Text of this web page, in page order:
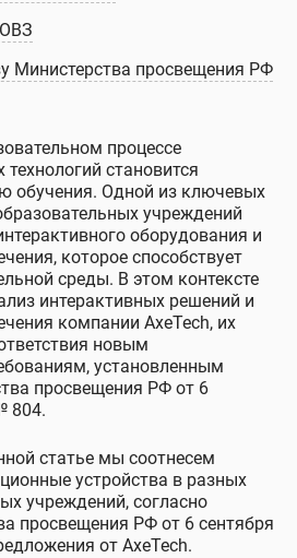
Министерства просвещения РФ
процессе
становится
обучения. Одной из ключевых
учреждений
оборудования и
которое способствует
среды. В этом контексте
интерактивных решений и
компании AxeTech, их
новым
установленным
просвещения РФ от 6
804.
статье мы соотнесем
устройства в разных
учреждений, согласно
просвещения РФ от 6 сентября
от AxeTech.